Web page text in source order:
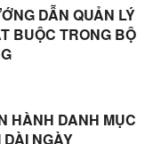
DẪN QUẢN LÝ
BUỘC TRONG BỘ
HÀNH DANH MỤC
NGÀY